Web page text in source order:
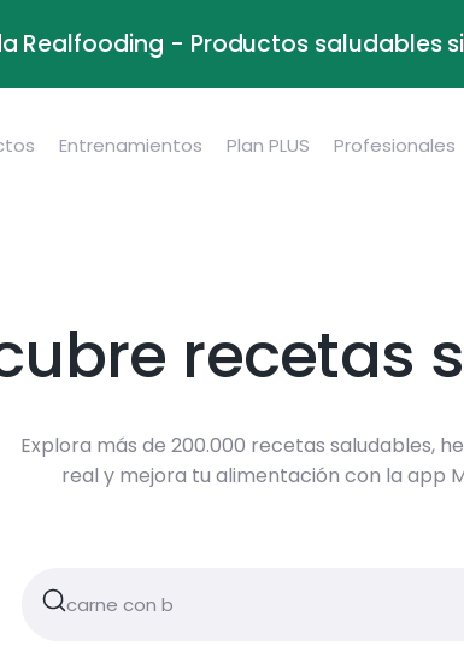
Realfooding - Productos saludables
Entrenamientos Plan PLUS Profesionales
recetas
Explora más de 200.000 recetas saludables,
real y mejora tu alimentación con la app